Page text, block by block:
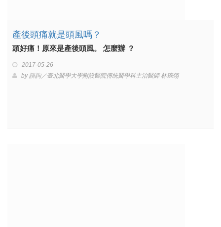
產後頭痛就是頭風嗎？
頭好痛！原來是產後頭風。 怎麼辦 ？
2017-05-26
by諮詢／臺北醫學大學附設醫院傳統醫學科主治醫師 林琬翎